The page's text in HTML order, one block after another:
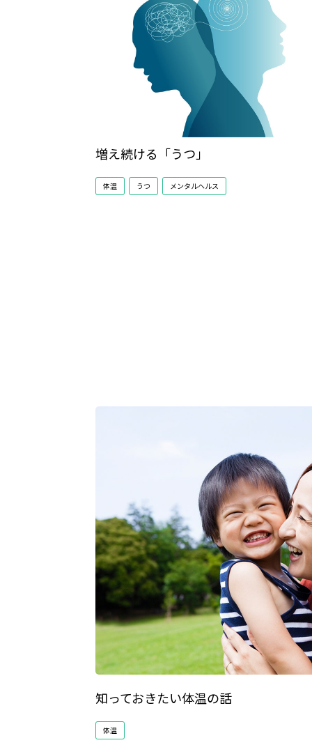
増え続ける「うつ」
体温 うつ メンタルヘルス
知っておきたい体温の話
体温